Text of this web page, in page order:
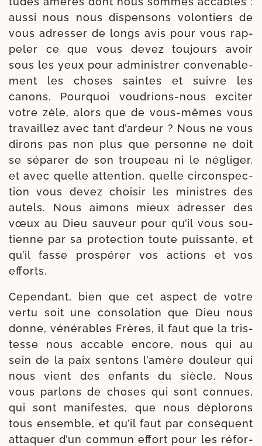
aus­si nous nous dis­pen­sons volon­tiers de
vous adres­ser de longs avis pour vous rap­
pe­ler ce que vous devez tou­jours avoir
sous les yeux pour admi­nis­trer conve­na­ble­
ment les choses saintes et suivre les
canons. Pourquoi voudrions-​nous exci­ter
votre zèle, alors que de vous-​mêmes vous
tra­vaillez avec tant d’ar­deur ? Nous ne vous
dirons pas non plus que per­sonne ne doit
se sépa­rer de son trou­peau ni le négli­ger,
et avec quelle atten­tion, quelle cir­cons­pec­
tion vous devez choi­sir les ministres des
autels. Nous aimons mieux adres­ser des
vœux au Dieu sau­veur pour qu’il vous sou­
tienne par sa pro­tec­tion toute puis­sante, et
qu’il fasse pros­pé­rer vos actions et vos
efforts.
Cependant, bien que cet aspect de votre
ver­tu soit une conso­la­tion que Dieu nous
donne, véné­rables Frères, il faut que la tris­
tesse nous accable encore, nous qui au
sein de la paix sen­tons l’a­mère dou­leur qui
nous vient des enfants du siècle. Nous
vous par­lons de choses qui sont connues,
qui sont mani­festes, que nous déplo­rons
tous ensemble, et qu’il faut par consé­quent
atta­quer d’un com­mun effort pour les réfor­